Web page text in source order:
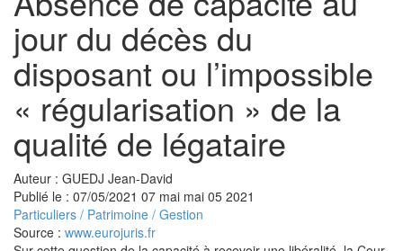
jour du décès du
disposant ou l’impossible
« régularisation » de la
qualité de légataire
Auteur : GUEDJ Jean-David
Publié le : 07/05/2021 07 mai mai 05 2021
Particuliers / Patrimoine / Gestion
Source : www.eurojuris.fr